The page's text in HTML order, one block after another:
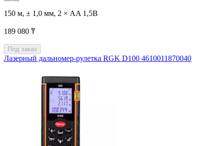
150 м, ± 1,0 мм, 2 × AA 1,5В
189 080 ₸
Под заказ
Лазерный дальномер-рулетка RGK D100 4610011870040